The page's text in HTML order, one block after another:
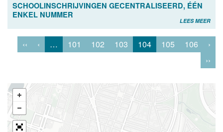
SCHOOLINSCHRIJVINGEN GECENTRALISEERD, ÉÉN
ENKEL NUMMER
LEES MEER
‹‹ ‹ … 101 102 103 104 105 106
›
››